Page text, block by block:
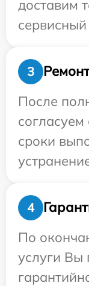
доставим
3
После
сроки
4
По
услуги Вы